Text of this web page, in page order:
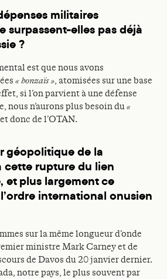
militaires
surpassent-elles pas déjà
?
est que nous avons
« bonzaïs », atomisées sur une base
si l’on parvient à une défense
nous n’aurons plus besoin du«
donc de l’OTAN.
géopolitique de la
cette rupture du lien
et plus largement ce
international onusien
sur la même longueur d’onde
ministre Mark Carney et de
de Davos du 20 janvier dernier.
notre pays, le plus souvent par